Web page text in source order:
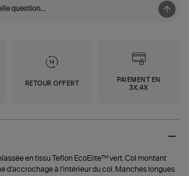
RETOUR OFFERT
PAIEMENT EN
3X,4X
en tissu Teflon EcoElite™ vert. Col montant
d'accrochage à l'intérieur du col. Manches longues